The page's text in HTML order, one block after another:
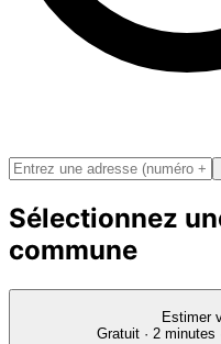
Sélectionnez
commune
Estimer
Gratuit · 2